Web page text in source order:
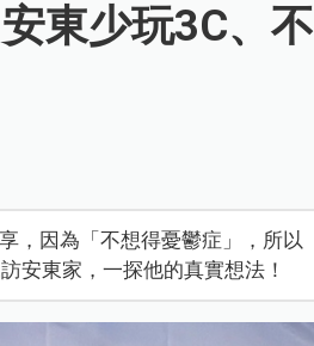
東少玩3C、不
，因為「不想得憂鬱症」，所以
安東家，一探他的真實想法！